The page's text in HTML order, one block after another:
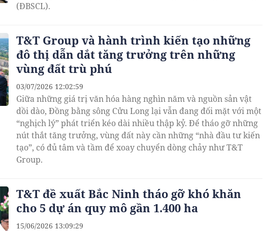
(ĐBSCL).
T&T Group và hành trình kiến tạo những
đô thị dẫn dắt tăng trưởng trên những
vùng đất trù phú
Giữa những giá trị văn hóa hàng nghìn năm và nguồn sản vật
dồi dào, Đồng bằng sông Cửu Long lại vẫn đang đối mặt với một
“nghịch lý” phát triển kéo dài nhiều thập kỷ. Để tháo gỡ những
nút thắt tăng trưởng, vùng đất này cần những “nhà đầu tư kiến
tạo”, có đủ tâm và tầm để xoay chuyển dòng chảy như T&T
Group.
03/07/2026 12:02:59
T&T đề xuất Bắc Ninh tháo gỡ khó khăn
cho 5 dự án quy mô gần 1.400 ha
15/06/2026 13:09:29